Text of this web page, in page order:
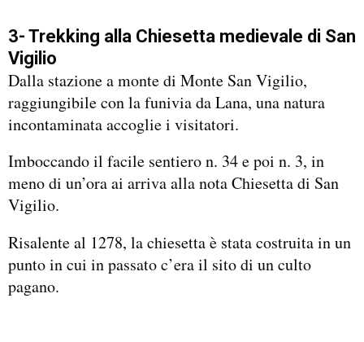
3- Trekking alla Chiesetta medievale di San
Vigilio
Dalla stazione a monte di Monte San Vigilio,
raggiungibile con la funivia da Lana, una natura
incontaminata accoglie i visitatori.
Imboccando il facile sentiero n. 34 e poi n. 3, in
meno di un’ora ai arriva alla nota Chiesetta di San
Vigilio.
Risalente al 1278, la chiesetta è stata costruita in un
punto in cui in passato c’era il sito di un culto
pagano.